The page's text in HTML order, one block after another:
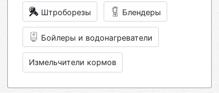
Штроборезы Блендеры
Бойлеры и водонагреватели
Измельчители кормов